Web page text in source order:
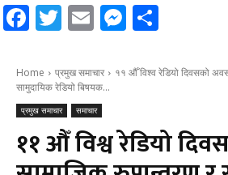
Facebook
Twitter
Email